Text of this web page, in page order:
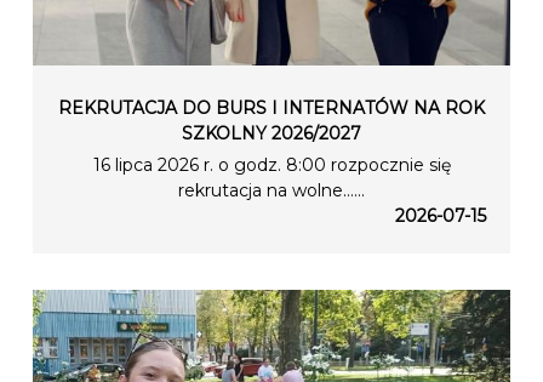
REKRUTACJA DO BURS I INTERNATÓW NA ROK
SZKOLNY 2026/2027
16 lipca 2026 r. o godz. 8:00 rozpocznie się
rekrutacja na wolne…...
2026-07-15